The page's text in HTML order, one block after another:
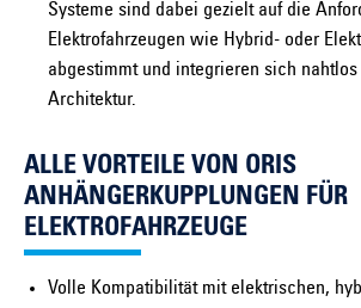
Systeme sind dabei gezielt auf die
Elektrofahrzeugen wie Hybrid- oder
abgestimmt und integrieren sich nahtlos
Architektur.
ALLE VORTEILE VON ORIS
ANHÄNGERKUPPLUNGEN FÜR
ELEKTROFAHRZEUGE
Volle Kompatibilität mit elektrischen,